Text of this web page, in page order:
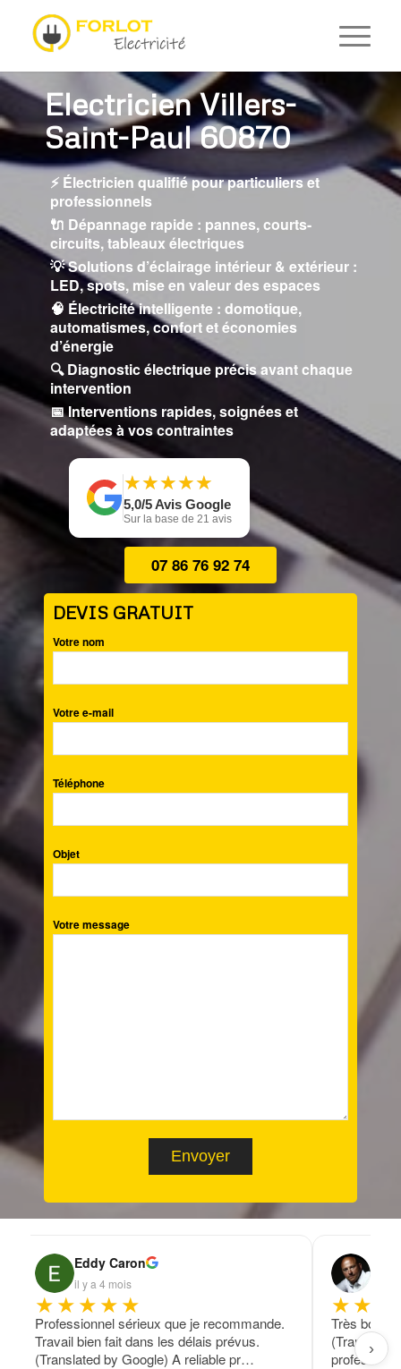
Electricien Villers-
Saint-Paul 60870
⚡ Électricien qualifié pour particuliers et
professionnels
🔌 Dépannage rapide : pannes, courts-
circuits, tableaux électriques
💡 Solutions d’éclairage intérieur & extérieur :
LED, spots, mise en valeur des espaces
🧠 Électricité intelligente : domotique,
automatismes, confort et économies
d’énergie
🔍 Diagnostic électrique précis avant chaque
intervention
📅 Interventions rapides, soignées et
adaptées à vos contraintes
★
★★
★★
★★
★★
★
5,0/5 Avis Google
Sur la base de 21 avis
07 86 76 92 74
DEVIS GRATUIT
Votre nom
Votre e-mail
Téléphone
Objet
Votre message
Eddy Caron
il y a 4 mois
★★★★★
Professionnel sérieux que je recommande.
Travail bien fait dans les délais prévus.
(Translated by Google) A reliable pr…
Très bon
›